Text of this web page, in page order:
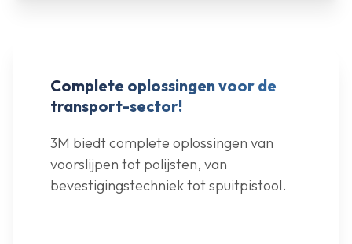
Complete oplossingen voor de
transport-sector!
3M biedt complete oplossingen van
voorslijpen tot polijsten, van
bevestigingstechniek tot spuitpistool.